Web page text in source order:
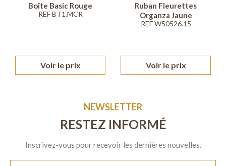
Boîte Basic Rouge
REF BT1.MCR
Voir le prix
Ruban Fleurettes
Organza Jaune
REF W50526.15
Voir le prix
NEWSLETTER
RESTEZ INFORMÉ
Inscrivez-vous pour recevoir les dernières nouvelles.